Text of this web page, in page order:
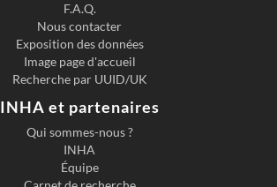
F.A.Q.
Nous contacter
Exposition des données
Image page d'accueil
Recherche par UUID/UK
INHA et partenaires
Qui sommes-nous ?
INHA
Équipe